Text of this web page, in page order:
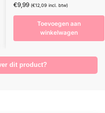
€9,99 (€12,09 incl. btw)
Toevoegen aan
winkelwagen
dit product?